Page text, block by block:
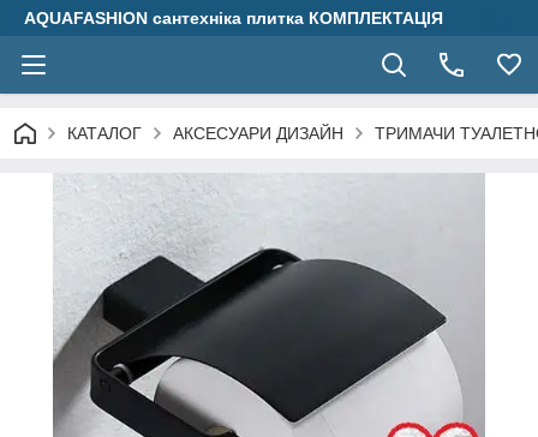
AQUAFASHION сантехніка плитка КОМПЛЕКТАЦІЯ
КАТАЛОГ АКСЕСУАРИ ДИЗАЙН ТРИМАЧИ